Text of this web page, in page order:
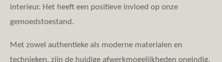
interieur. Het heeft een positieve invloed op onze
gemoedstoestand.
Met zowel authentieke als moderne materialen en
technieken, zijn de huidige afwerkmogelijkheden oneindig.